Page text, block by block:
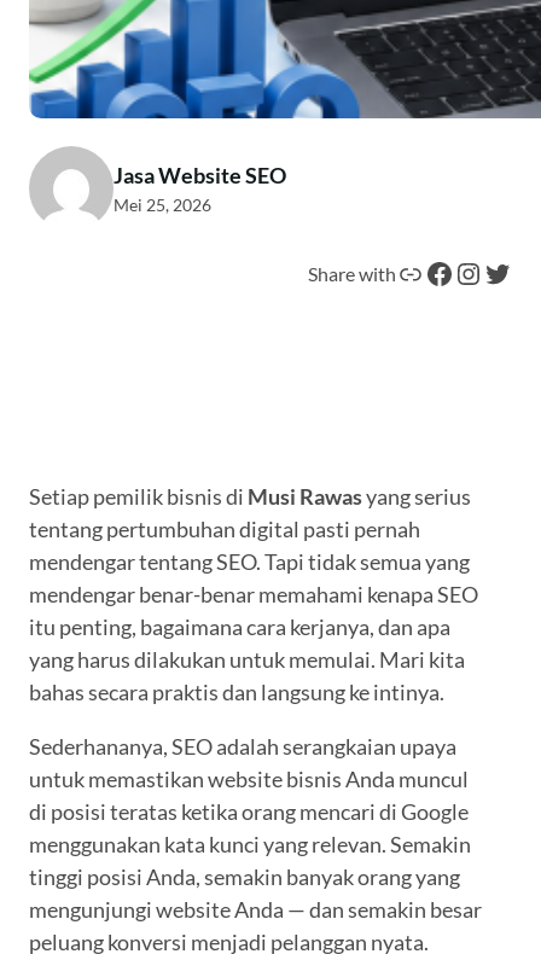
Jasa Website SEO
Mei 25, 2026
Share with Tautan Facebook Instagram Twitter
Setiap pemilik bisnis di Musi Rawasyang serius
tentang pertumbuhan digital pasti pernah
mendengar tentang SEO. Tapi tidak semua yang
mendengar benar-benar memahami kenapa SEO
itu penting, bagaimana cara kerjanya, dan apa
yang harus dilakukan untuk memulai. Mari kita
bahas secara praktis dan langsung ke intinya.
Sederhananya, SEO adalah serangkaian upaya
untuk memastikan website bisnis Anda muncul
di posisi teratas ketika orang mencari di Google
menggunakan kata kunci yang relevan. Semakin
tinggi posisi Anda, semakin banyak orang yang
mengunjungi website Anda — dan semakin besar
peluang konversi menjadi pelanggan nyata.